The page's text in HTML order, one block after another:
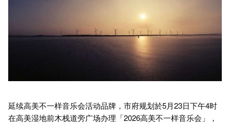
延续高美不一样音乐会活动品牌，市府规划於5月23日下午4时
在高美湿地前木栈道旁广场办理「2026高美不一样音乐会」，